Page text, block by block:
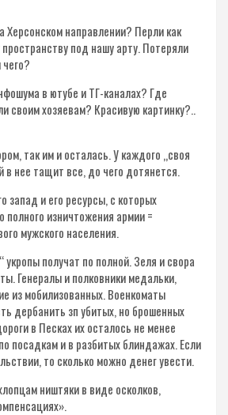
Херсонском направлении? Перли как
под нашу арту. Потеряли
в ютубе и ТГ-каналах? Где
своим хозяевам? Красивую картинку?..
так им и осталась. У каждого „своя
в нее тащит все, до чего дотянется.
запад и его ресурсы, с которых
изничтожения армии =
мужского населения.
укропы получат по полной. Зеля и свора
Генералы и полковники медальки,
из мобилизованных. Военкоматы
дербанить зп убитых, но брошенных
в Песках их осталось не менее
посадкам и в разбитых блиндажах. Если
то сколько можно денег увести.
ништяки в виде осколков,